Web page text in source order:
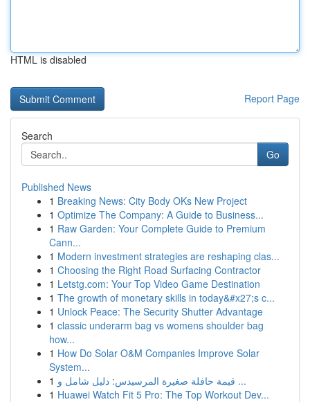
HTML is disabled
Report Page
Search
Go
Published News
1 Breaking News: City Body OKs New Project
1 Optimize The Company: A Guide to Business...
1 Raw Garden: Your Complete Guide to Premium
Cann...
1 Modern investment strategies are reshaping clas...
1 Choosing the Right Road Surfacing Contractor
1 Letstg.com: Your Top Video Game Destination
1 The growth of monetary skills in today&#x27;s c...
1 Unlock Peace: The Security Shutter Advantage
1 classic underarm bag vs womens shoulder bag
how...
1 How Do Solar O&M Companies Improve Solar
System...
1
قيمة حافلة صغيرة المرسيدس: دليل شامل و ...
1 Huawei Watch Fit 5 Pro: The Top Workout Dev...